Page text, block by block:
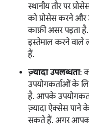
स्थानीय तौर पर
को प्रोसेस करने और
काफ़ी असर पड़ता
इस्तेमाल करने वाले
हैं.
ज़्यादा उपलब्धता:
उपयोगकर्ताओं के
है. आपके
ज़्यादा ऐक्सेस पाने
सकते हैं. अगर आपका